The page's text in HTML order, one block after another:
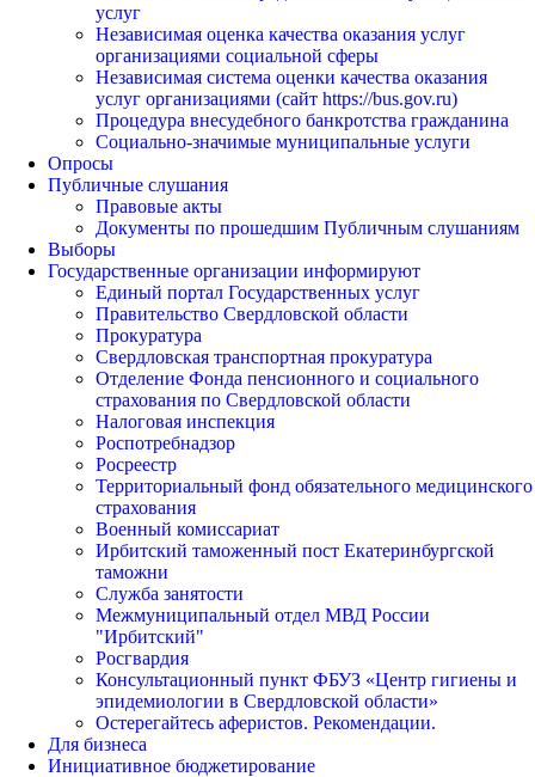
услуг
Независимая оценка качества оказания услуг
организациями социальной сферы
Независимая система оценки качества оказания
услуг организациями (сайт https://bus.gov.ru)
Процедура внесудебного банкротства гражданина
Социально-значимые муниципальные услуги
Опросы
Публичные слушания
Правовые акты
Документы по прошедшим Публичным слушаниям
Выборы
Государственные организации информируют
Единый портал Государственных услуг
Правительство Свердловской области
Прокуратура
Свердловская транспортная прокуратура
Отделение Фонда пенсионного и социального
страхования по Свердловской области
Налоговая инспекция
Роспотребнадзор
Росреестр
Территориальный фонд обязательного медицинского
страхования
Военный комиссариат
Ирбитский таможенный пост Екатеринбургской
таможни
Служба занятости
Межмуниципальный отдел МВД России
"Ирбитский"
Росгвардия
Консультационный пункт ФБУЗ «Центр гигиены и
эпидемиологии в Свердловской области»
Остерегайтесь аферистов. Рекомендации.
Для бизнеса
Инициативное бюджетирование